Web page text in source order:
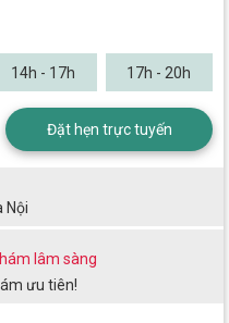
14h - 17h 17h - 20h
Đặt hẹn trực tuyến
Nội
lâm sàng
ưu tiên!